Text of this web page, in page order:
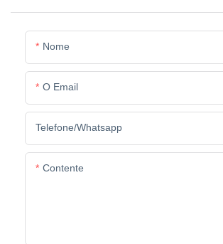
Nome
O Email
Telefone/whatsapp
Contente